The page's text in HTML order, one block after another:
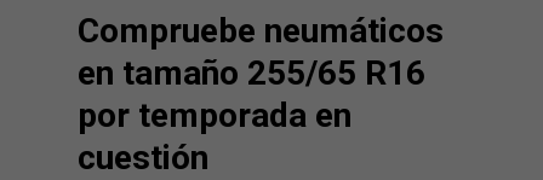
Compruebe neumáticos
en tamaño 255/65 R16
por temporada en
cuestión